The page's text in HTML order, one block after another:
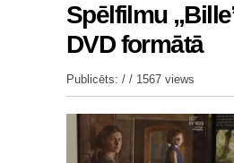
Spēlfilmu
DVD formātā
Publicēts: / / 1567 views